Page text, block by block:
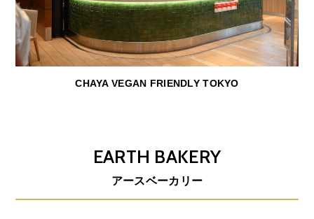
CHAYA VEGAN FRIENDLY TOKYO
EARTH BAKERY
アースベーカリー